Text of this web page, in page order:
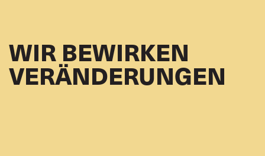
WIR BEWIRKEN
VERÄNDERUNGEN